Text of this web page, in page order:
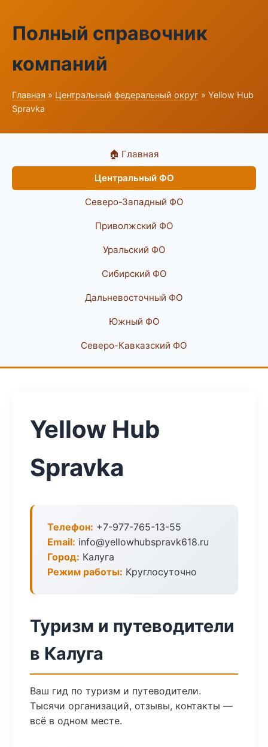
Полный справочник
компаний
Главная » Центральный федеральный округ » Yellow Hub
Spravka
🏠 Главная
Центральный ФО
Северо-Западный ФО
Приволжский ФО
Уральский ФО
Сибирский ФО
Дальневосточный ФО
Южный ФО
Северо-Кавказский ФО
Yellow Hub
Spravka
Телефон: +7-977-765-13-55
Email: info@yellowhubspravk618.ru
Город: Калуга
Режим работы: Круглосуточно
Туризм и путеводители
в Калуга
Ваш гид по туризм и путеводители.
Тысячи организаций, отзывы, контакты —
всё в одном месте.